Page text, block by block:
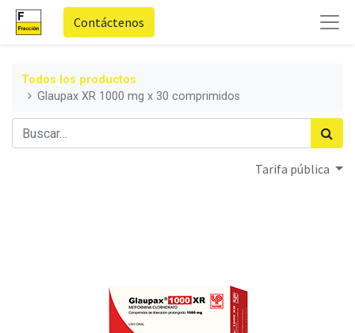
Contáctenos
Todos los productos
Glaupax XR 1000 mg x 30 comprimidos
Tarifa pública